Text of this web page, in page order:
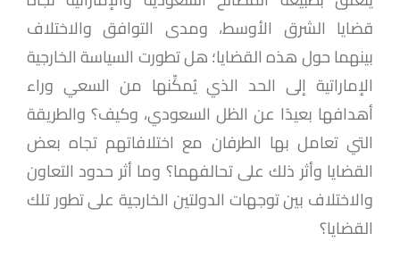
قضايا الشرق الأوسط، ومدى التوافق والاختلاف
بينهما حول هذه القضايا؛ هل تطورت السياسة الخارجية
الإماراتية إلى الحد الذي يُمكِّنها من السعي وراء
أهدافها بعيدًا عن الظل السعودي، وكيف؟ والطريقة
التي تعامل بها الطرفان مع اختلافاتهم تجاه بعض
القضايا وأثر ذلك على تحالفهما؟ وما أثر حدود التعاون
والاختلاف بين توجهات الدولتين الخارجية على تطور تلك
القضايا؟